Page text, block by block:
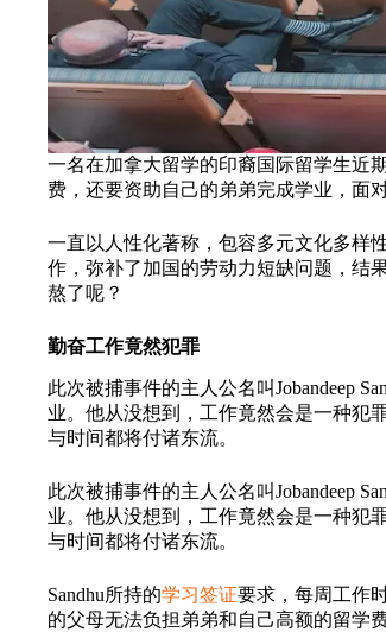
一名在加拿大留学的印裔国际留学生近
费，还要资助自己的弟弟完成学业，面
一直以人性化著称，包容多元文化多样
作，弥补了加国的劳动力短缺问题，结
熬了呢？
勤奋工作竟然犯罪
此次被捕事件的主人公名叫Jobandeep
业。他从没想到，工作竟然会是一种犯
与时间都将付诸东流。
此次被捕事件的主人公名叫Jobandeep
业。他从没想到，工作竟然会是一种犯
与时间都将付诸东流。
Sandhu所持的学习签证要求，每周工作
的父母无法负担弟弟和自己高额的留学